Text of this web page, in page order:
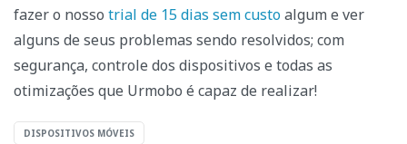
fazer o nosso trial de 15 dias sem custoalgum e ver
alguns de seus problemas sendo resolvidos; com
segurança, controle dos dispositivos e todas as
otimizações que Urmobo é capaz de realizar!
DISPOSITIVOS MÓVEIS